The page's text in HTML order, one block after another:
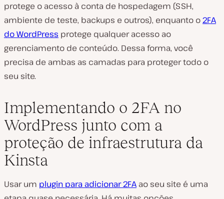
protege o acesso à conta de hospedagem (SSH,
ambiente de teste, backups e outros), enquanto o2FA
do WordPress protege qualquer acesso ao
gerenciamento de conteúdo. Dessa forma, você
precisa de ambas as camadas para proteger todo o
seu site.
Implementando o 2FA no
WordPress junto com a
proteção de infraestrutura da
Kinsta
Usar um plugin para adicionar 2FA ao seu site é uma